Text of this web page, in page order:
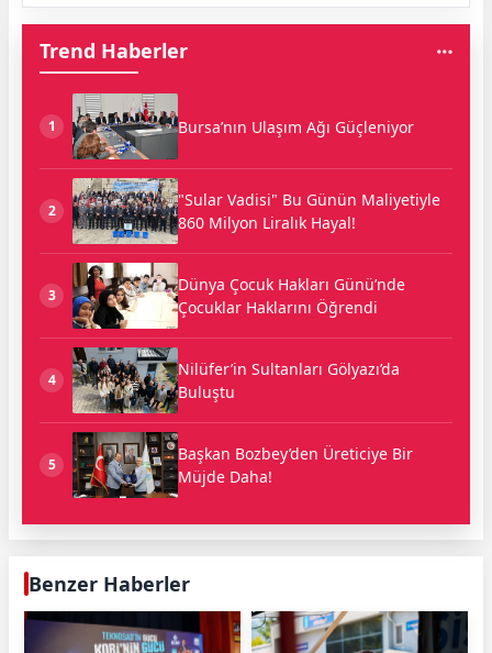
Trend Haberler
1 Bursa’nın Ulaşım Ağı Güçleniyor
2
"Sular Vadisi" Bu Günün Maliyetiyle
860 Milyon Liralık Hayal!
3
Dünya Çocuk Hakları Günü’nde
Çocuklar Haklarını Öğrendi
4
Nilüfer’in Sultanları Gölyazı’da
Buluştu
5
Başkan Bozbey’den Üreticiye Bir
Müjde Daha!
Benzer Haberler